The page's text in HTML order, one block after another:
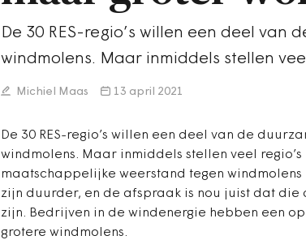
De 30 RES-regio’s willen een deel van
windmolens. Maar inmiddels stellen
Michiel Maas 13 april 2021
De 30 RES-regio’s willen een deel van de
windmolens. Maar inmiddels stellen veel
maatschappelijke weerstand tegen
zijn duurder, en de afspraak is nou juist dat
zijn. Bedrijven in de windenergie hebben een
grotere windmolens.